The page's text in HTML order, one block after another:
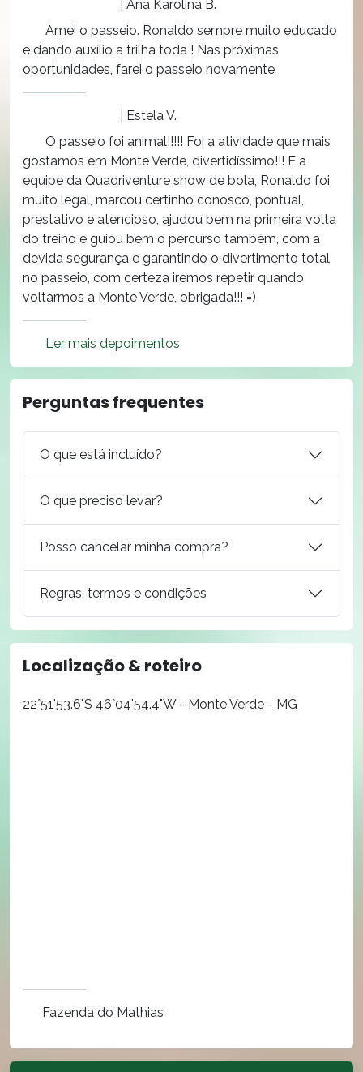
| Ana Karolina B.
Amei o passeio. Ronaldo sempre muito educado
e dando auxílio a trilha toda ! Nas próximas
oportunidades, farei o passeio novamente
| Estela V.
O passeio foi animal!!!!! Foi a atividade que mais
gostamos em Monte Verde, divertidíssimo!!! E a
equipe da Quadriventure show de bola, Ronaldo foi
muito legal, marcou certinho conosco, pontual,
prestativo e atencioso, ajudou bem na primeira volta
do treino e guiou bem o percurso também, com a
devida segurança e garantindo o divertimento total
no passeio, com certeza iremos repetir quando
voltarmos a Monte Verde, obrigada!!! =)
Ler mais depoimentos
Perguntas frequentes
O que está incluído?
O que preciso levar?
Posso cancelar minha compra?
Regras, termos e condições
Localização & roteiro
22°51'53.6"S 46°04'54.4"W - Monte Verde - MG
Fazenda do Mathias